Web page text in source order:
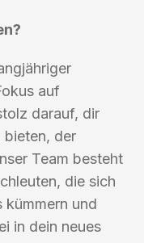
auf
darauf, dir
bieten, der
Team besteht
die sich
kümmern und
in dein neues